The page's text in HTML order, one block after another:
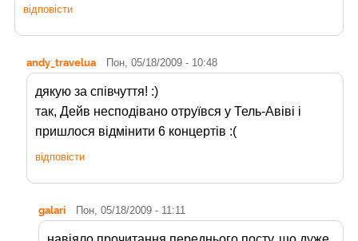
відповісти
andy_travelua Пон, 05/18/2009 - 10:48
дякую за співчуття! :)
так, Дейв несподівано отруївся у Тель-Авіві і
пришлося відмінити 6 концертів :(
відповісти
galari Пон, 05/18/2009 - 11:11